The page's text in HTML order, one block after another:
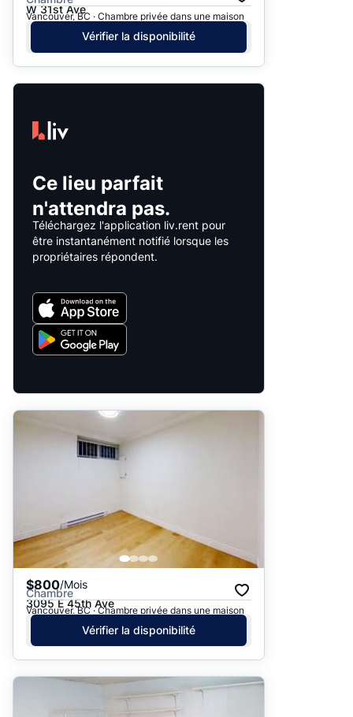
W 31st Ave
Vancouver, BC · Chambre privée dans une maison
Vérifier la disponibilité
Ce lieu parfait
n'attendra pas.
Téléchargez l'application liv.rent pour
être instantanément notifié lorsque les
propriétaires répondent.
$800/Mois
Chambre
3095 E 45th Ave
Vancouver, BC · Chambre privée dans une maison
Vérifier la disponibilité